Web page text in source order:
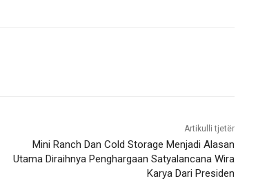
Artikulli tjetër
Mini Ranch Dan Cold Storage Menjadi Alasan
Utama Diraihnya Penghargaan Satyalancana Wira
Karya Dari Presiden